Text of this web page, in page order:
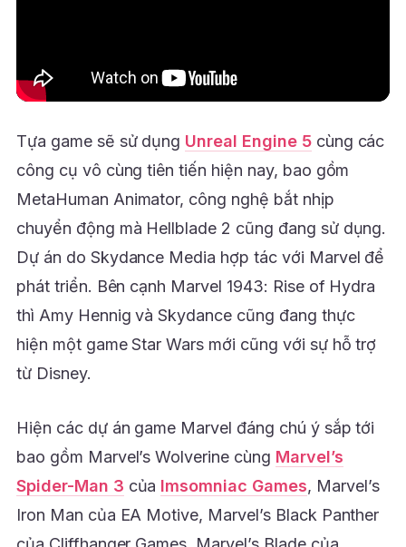
Tựa game sẽ sử dụng Unreal Engine 5cùng các
công cụ vô cùng tiên tiến hiện nay, bao gồm
MetaHuman Animator, công nghệ bắt nhịp
chuyển động mà Hellblade 2 cũng đang sử dụng.
Dự án do Skydance Media hợp tác với Marvel để
phát triển. Bên cạnh Marvel 1943: Rise of Hydra
thì Amy Hennig và Skydance cũng đang thực
hiện một game Star Wars mới cũng với sự hỗ trợ
từ Disney.
Hiện các dự án game Marvel đáng chú ý sắp tới
bao gồm Marvel’s Wolverine cùng Marvel’s
Spider-Man 3 của Imsomniac Games, Marvel’s
Iron Man của EA Motive, Marvel’s Black Panther